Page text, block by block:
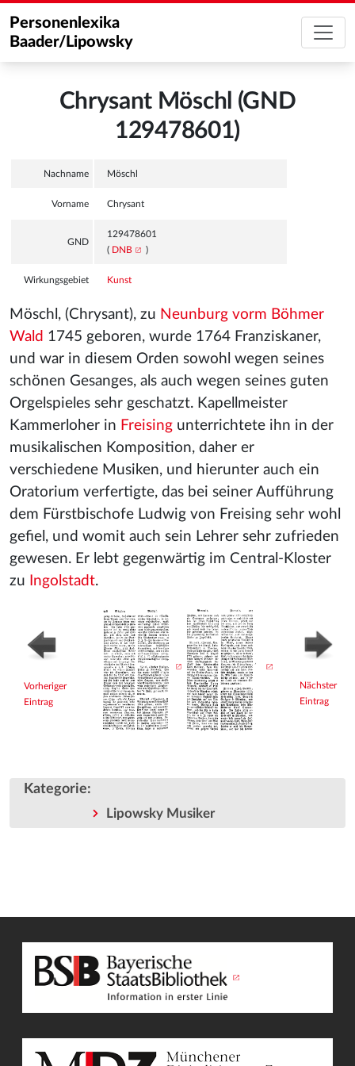
Personenlexika
Baader/Lipowsky
Chrysant Möschl (GND
129478601)
Nachname Möschl
Vorname Chrysant
GND
129478601
( DNB )
Wirkungsgebiet Kunst
Möschl, (Chrysant), zu Neunburg vorm Böhmer
Wald 1745 geboren, wurde 1764 Franziskaner,
und war in diesem Orden sowohl wegen seines
schönen Gesanges, als auch wegen seines guten
Orgelspieles sehr geschatzt. Kapellmeister
Kammerloher in Freising unterrichtete ihn in der
musikalischen Komposition, daher er
verschiedene Musiken, und hierunter auch ein
Oratorium verfertigte, das bei seiner Aufführung
dem Fürstbischofe Ludwig von Freising sehr wohl
gefiel, und womit auch sein Lehrer sehr zufrieden
gewesen. Er lebt gegenwärtig im Central-Kloster
zu
Ingolstadt.
Vorheriger
Eintrag
Nächster
Eintrag
Kategorie:
Lipowsky Musiker